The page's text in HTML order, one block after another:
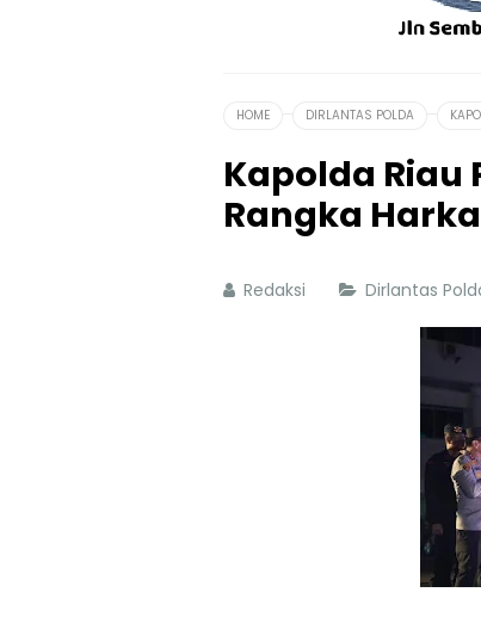
HOME DIRLANTAS POLDA
Kapolda Riau
Rangka
Redaksi Dirlantas